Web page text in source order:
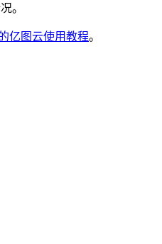
。
亿图云使用教程。